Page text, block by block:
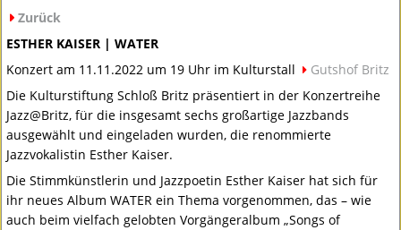
Zurück
ESTHER KAISER |WATER
Konzert am 11.11.2022 um 19 Uhr im Kulturstall
Gutshof Britz
Die Kulturstiftung Schloß Britz präsentiert in der Konzertreihe
Jazz@Britz, für die insgesamt sechs großartige Jazzbands
ausgewählt und eingeladen wurden, die renommierte
Jazzvokalistin Esther Kaiser.
Die Stimmkünstlerin und Jazzpoetin Esther Kaiser hat sich für
ihr neues AlbumWATER ein Thema vorgenommen, das – wie
auch beim vielfach gelobten Vorgängeralbum „Songs of